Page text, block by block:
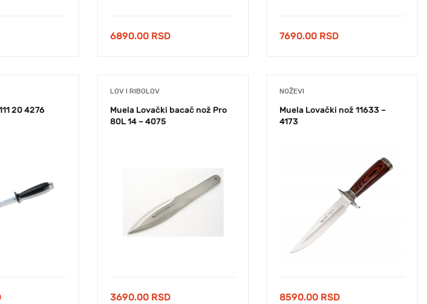
6890.00 RSD 7690.00 RSD
20 4276
LOV I RIBOLOV
Muela Lovački bacač nož Pro
80L 14 – 4075
3690.00 RSD
NOŽEVI
Muela Lovački nož 11633 –
4173
8590.00 RSD